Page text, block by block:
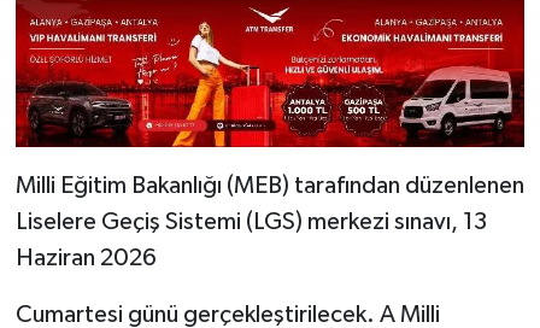
Milli Eğitim Bakanlığı (MEB) tarafından düzenlenen
Liselere Geçiş Sistemi (LGS) merkezi sınavı, 13
Haziran 2026
Cumartesi günü gerçekleştirilecek. A Milli